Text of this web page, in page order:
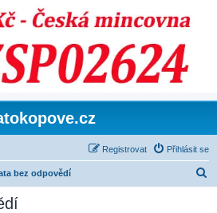
Přihlásit se
Registrovat
bez odpovědí